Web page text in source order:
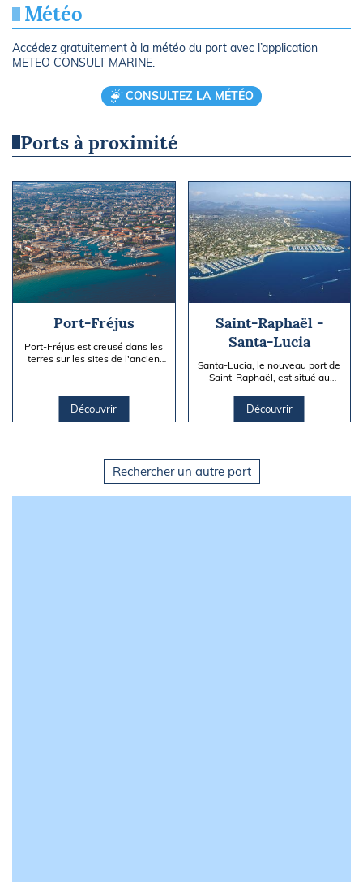
Météo
Accédez gratuitement à la météo du port avec l’application
METEO CONSULT MARINE.
CONSULTEZ LA MÉTÉO
Ports à proximité
Port-Fréjus
Port-Fréjus est creusé dans les
terres sur les sites de l'ancien
Découvrir
Saint-Raphaël -
Santa-Lucia
Santa-Lucia, le nouveau port de
Saint-Raphaël, est situé au
composé de 2 bassins :...
Découvrir
Rechercher un autre port